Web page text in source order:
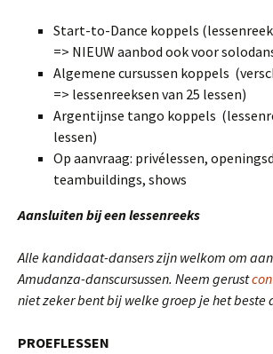
Start-to-Dance koppels
=> NIEUW aanbod ook voor
Algemene cursussen koppels
=> lessenreeksen van 25 lessen)
Argentijnse tango koppels
lessen)
Op aanvraag: privélessen,
teambuildings, shows
Aansluiten bij een lessenreeks
Alle kandidaat-dansers zijn welkom om
Amudanza-danscursussen. Neem gerust
niet zeker bent bij welke groep je het beste
PROEFLESSEN